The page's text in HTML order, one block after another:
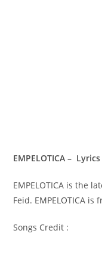
EMPELOTICA –
EMPELOTICA is the
Feid. EMPELOTICA
Songs Credit :